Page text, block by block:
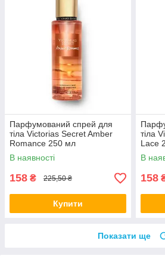
Парфумований спрей для
тіла Victorias Secret Amber
Romance 250 мл
В наявності
158 ₴ 225,50 ₴
Купити
тіла
Lace
В
158
Показати ще